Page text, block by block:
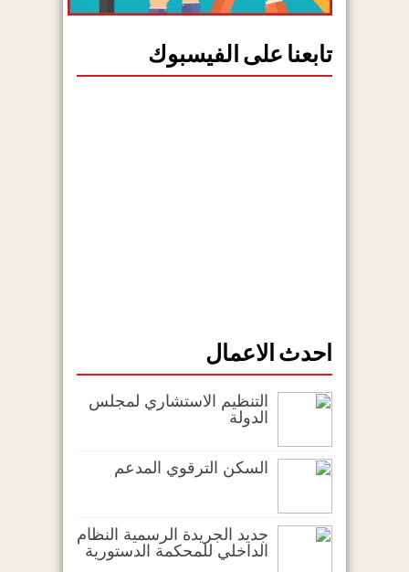
تابعنا على الفيسبوك
احدث الاعمال
التنظيم الاستشاري لمجلس
الدولة
السكن الترقوي المدعم
جديد الجريدة الرسمية النظام
الداخلي للمحكمة الدستورية